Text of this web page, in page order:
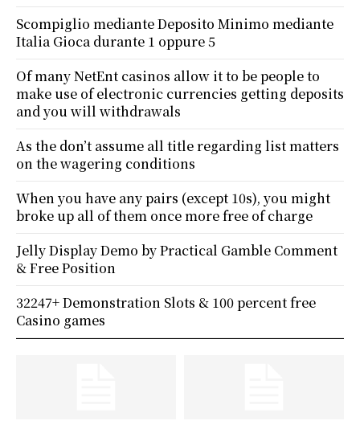
Scompiglio mediante Deposito Minimo mediante
Italia Gioca durante 1 oppure 5
Of many NetEnt casinos allow it to be people to
make use of electronic currencies getting deposits
and you will withdrawals
As the don’t assume all title regarding list matters
on the wagering conditions
When you have any pairs (except 10s), you might
broke up all of them once more free of charge
Jelly Display Demo by Practical Gamble Comment
& Free Position
32247+ Demonstration Slots & 100 percent free
Casino games